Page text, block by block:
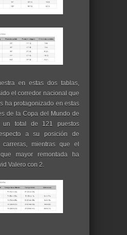
en estas dos tablas,
el corredor nacional que
ha protagonizado en estas
de la Copa del Mundo de
un total de 121 puestos
a su posición de
mientras que el
mayor remontada ha
Valero con 2.